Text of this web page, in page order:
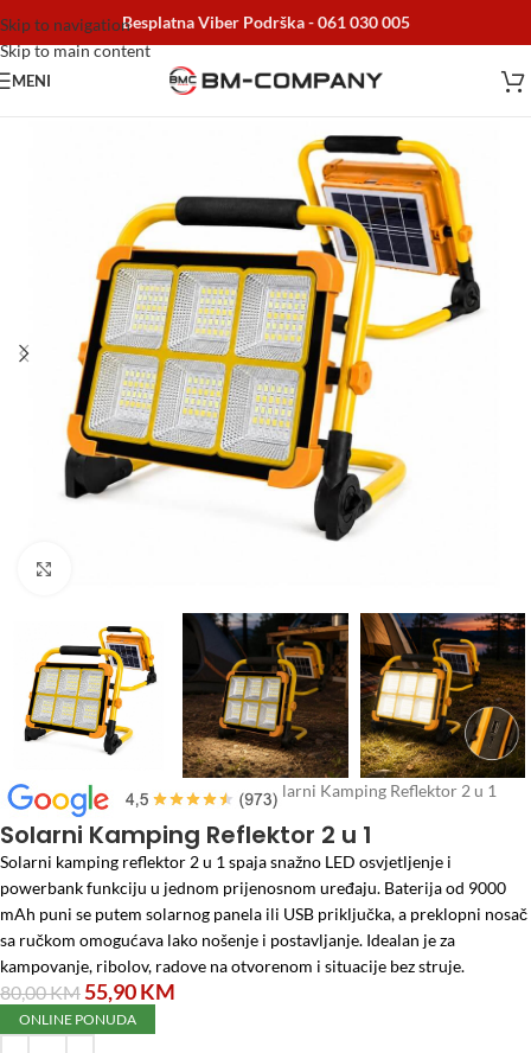
Skip to navigation
Skip to main content
Besplatna Viber Podrška -061 030 005
MENI
Početna/Rasvjeta / LED reflektori/Solarni Kamping Reflektor 2 u 1
Solarni Kamping Reflektor 2 u 1
Solarni kamping reflektor 2 u 1 spaja snažno LED osvjetljenje i
powerbank funkciju u jednom prijenosnom uređaju. Baterija od 9000
mAh puni se putem solarnog panela ili USB priključka, a preklopni nosač
sa ručkom omogućava lako nošenje i postavljanje. Idealan je za
kampovanje, ribolov, radove na otvorenom i situacije bez struje.
80,00KM55,90KM
ONLINE PONUDA